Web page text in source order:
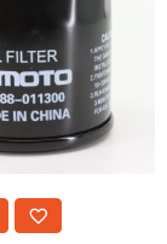
lei.
45.00 lei.